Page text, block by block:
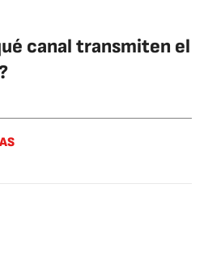
canal transmiten el